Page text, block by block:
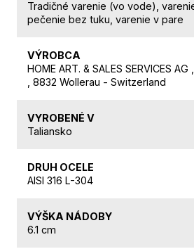
Tradičné varenie (vo vode),
pečenie bez tuku, varenie v pare
VÝROBCA
HOME ART. & SALES SERVICES
, 8832 Wollerau - Switzerland
VYROBENÉ V
Taliansko
DRUH OCELE
AISI 316 L-304
VÝŠKA NÁDOBY
6.1 cm